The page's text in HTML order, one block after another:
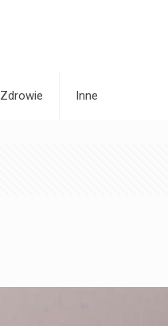
Zdrowie Inne